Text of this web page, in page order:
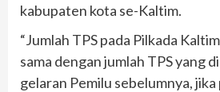
kabupaten kota se-Kaltim.
“Jumlah TPS pada Pilkada
sama dengan jumlah TPS yang
gelaran Pemilu sebelumnya, jika